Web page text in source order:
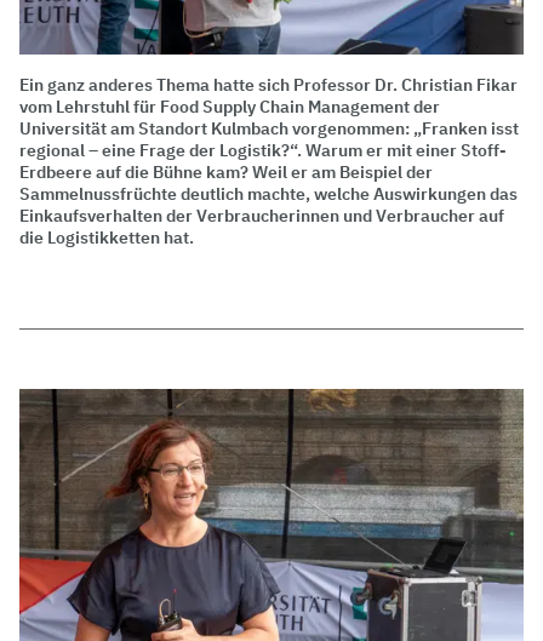
Ein ganz anderes Thema hatte sich Professor Dr. Christian Fikar
vom Lehrstuhl für Food Supply Chain Management der
Universität am Standort Kulmbach vorgenommen: „Franken isst
regional – eine Frage der Logistik?“. Warum er mit einer Stoff-
Erdbeere auf die Bühne kam? Weil er am Beispiel der
Sammelnussfrüchte deutlich machte, welche Auswirkungen das
Einkaufsverhalten der Verbraucherinnen und Verbraucher auf
die Logistikketten hat.